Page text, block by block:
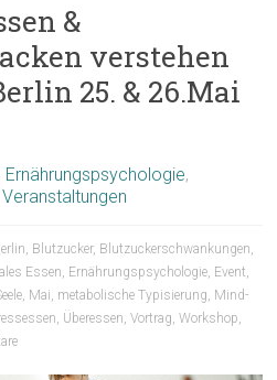
&
verstehen
25. & 26.Mai
Ernährungspsychologie,
Veranstaltungen
Blutzucker, Blutzuckerschwankungen
Essen Ernährungspsychologie Event
Mai metabolische Typisierung Mind-
Überessen ,Vortrag ,Workshop